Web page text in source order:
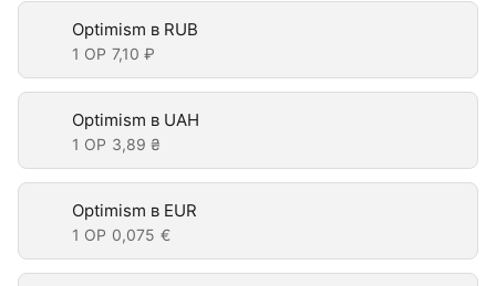
Optimism в RUB
1 OP 7,10 ₽
Optimism в UAH
1 OP 3,89 ₴
Optimism в EUR
1 OP 0,075 €